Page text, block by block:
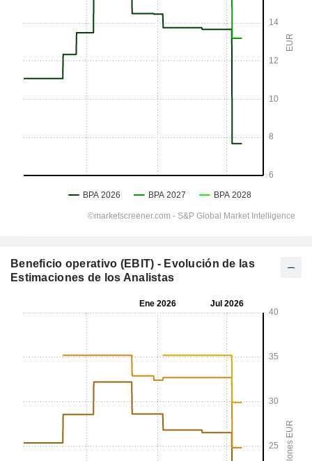
Beneficio operativo (EBIT) - Evolución de las
Estimaciones de los Analistas